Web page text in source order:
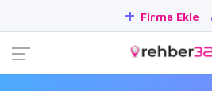
Firma Ekle